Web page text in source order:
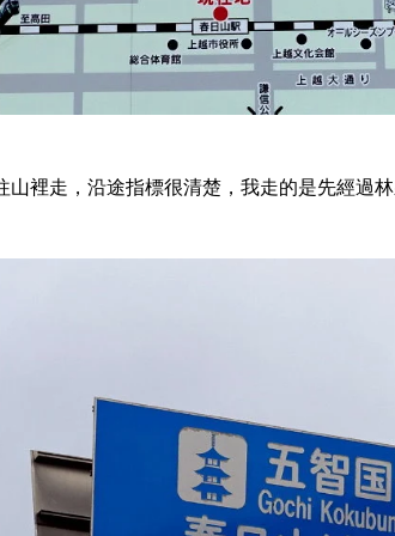
山裡走，沿途指標很清楚，我走的是先經過